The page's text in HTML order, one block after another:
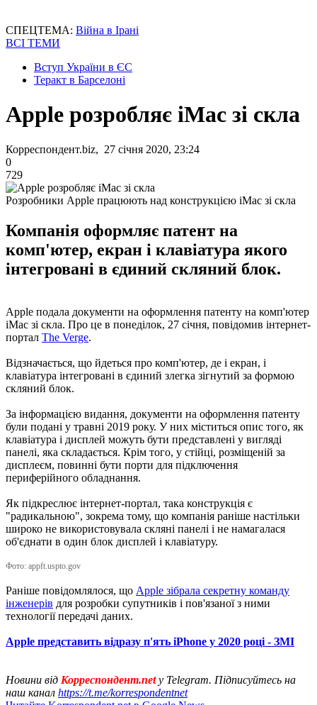
СПЕЦТЕМА: Війна в Ірані
ВСІ ТЕМИ
Вступ України в ЄС
Теракт в Барселоні
Apple розробляє iMac зі скла
Корреспондент.biz, 27 січня 2020, 23:24
0
729
Розробники Apple працюють над конструкцією iMac зі скла
Компанія оформляє патент на
комп'ютер, екран і клавіатура якого
інтегровані в єдиний скляний блок.
Apple подала документи на оформлення патенту на комп'ютер
iMac зі скла. Про це в понеділок, 27 січня, повідомив інтернет-
портал The Verge.
Відзначається, що йдеться про комп'ютер, де і екран, і
клавіатура інтегровані в єдиний злегка зігнутий за формою
скляний блок.
За інформацією видання, документи на оформлення патенту
були подані у травні 2019 року. У них міститься опис того, як
клавіатура і дисплей можуть бути представлені у вигляді
панелі, яка складається. Крім того, у стійці, розміщеній за
дисплеєм, повинні бути порти для підключення
периферійного обладнання.
Як підкреслює інтернет-портал, така конструкція є
"радикальною", зокрема тому, що компанія раніше настільки
широко не використовувала скляні панелі і не намагалася
об'єднати в один блок дисплей і клавіатуру.
Фото: appft.uspto.gov
Раніше повідомлялося, що Apple зібрала секретну команду
інженерів для розробки супутників і пов'язаної з ними
технології передачі даних.
Apple представить відразу п'ять iPhone у 2020 році - ЗМІ
Новини від Корреспондент.net у Telegram. Підписуйтесь на
наш канал https://t.me/korrespondentnet